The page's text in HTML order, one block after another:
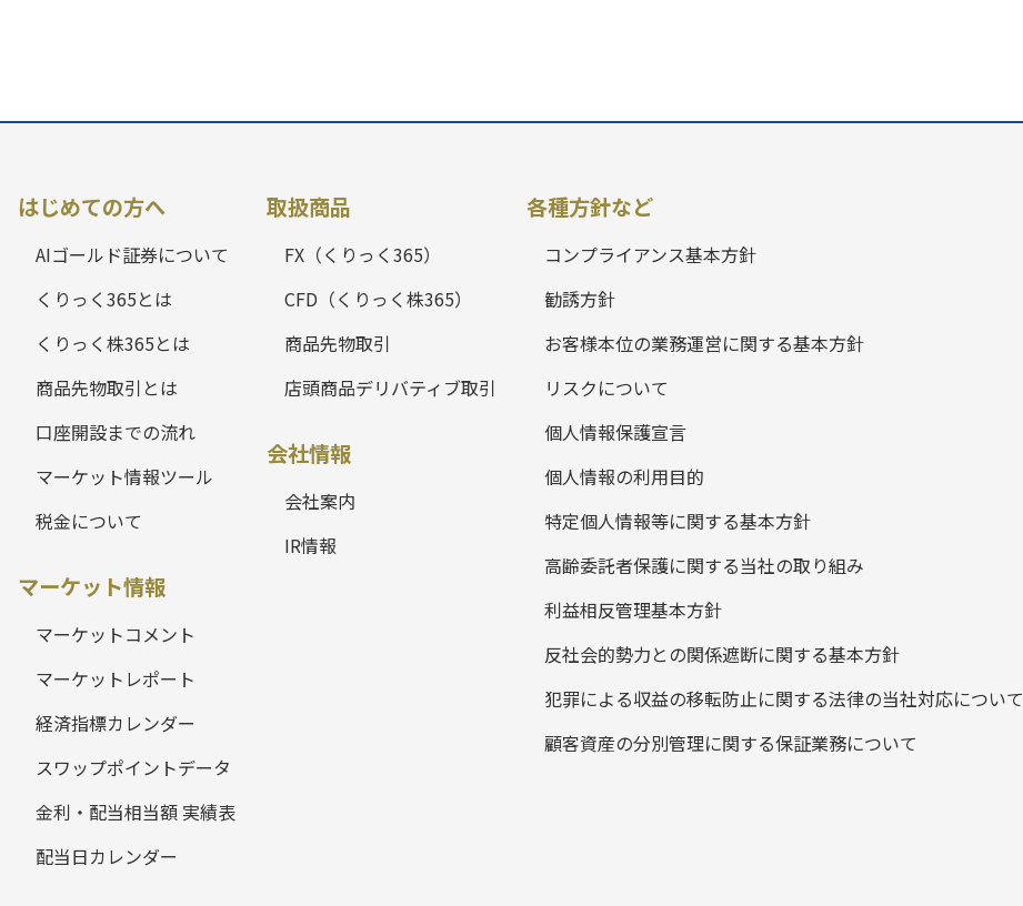
はじめての方へ
AIゴールド証券について
くりっく365とは
くりっく株365とは
商品先物取引とは
口座開設までの流れ
マーケット情報ツール
税金について
マーケット情報
マーケットコメント
マーケットレポート
経済指標カレンダー
スワップポイントデータ
金利・配当相当額 実績表
配当日カレンダー
取扱商品
FX（くりっく365）
CFD（くりっく株365）
商品先物取引
店頭商品デリバティブ取引
会社情報
会社案内
IR情報
各種方針など
コンプライアンス基本方針
勧誘方針
お客様本位の業務運営に関する基本方針
リスクについて
個人情報保護宣言
個人情報の利用目的
特定個人情報等に関する基本方針
高齢委託者保護に関する当社の取り組み
利益相反管理基本方針
反社会的勢力との関係遮断に関する基本方針
犯罪による収益の移転防止に関する法律の当社対応について
顧客資産の分別管理に関する保証業務について